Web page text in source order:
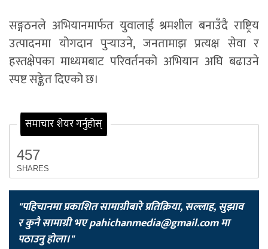
सङ्गठनले अभियानमार्फत युवालाई श्रमशील बनाउँदै राष्ट्रिय
उत्पादनमा योगदान पुर्‍याउने, जनतामाझ प्रत्यक्ष सेवा र
हस्तक्षेपका माध्यमबाट परिवर्तनको अभियान अघि बढाउने
स्पष्ट सङ्केत दिएको छ।
समाचार शेयर गर्नुहोस्
457
SHARES
"पहिचानमा प्रकाशित सामाग्रीबारे प्रतिक्रिया, सल्लाह, सुझाव
र कुनै सामाग्री भएpahichanmedia@gmail.comमा
पठाउनु होला।"